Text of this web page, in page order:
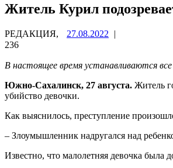
Житель Курил
РЕДАКЦИЯ, 27.08.2022
|
236
В настоящее время устанавливаются
Южно-Сахалинск, 27 августа. Житель
убийство девочки.
Как выяснилось, преступление
– Злоумышленник надругался над
Известно, что малолетняя девочка была